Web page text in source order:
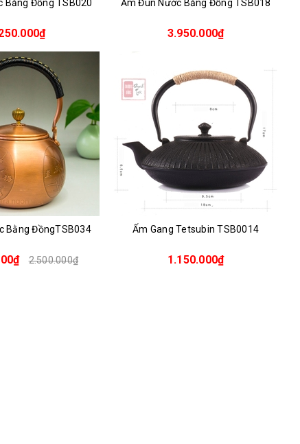
Bằng Đồng TSB020 Ấm Đun Nước Bằng Đồng TSB018
3.950.000₫
Bằng ĐồngTSB034
2.500.000₫
Ấm Gang Tetsubin TSB0014
1.150.000₫